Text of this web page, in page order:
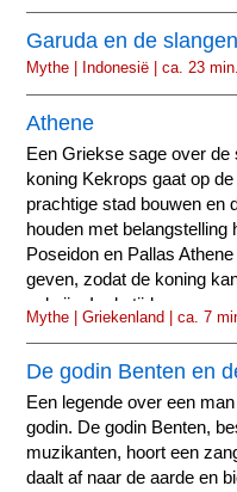
Garuda en de slangen
Mythe | Indonesië | ca. 23 min.
Athene
Een Griekse sage over
koning Kekrops gaat op
prachtige stad bouwen en
houden met belangstelling
Poseidon en Pallas
geven, zodat de koning
zal zijn. In de tijd...
Mythe | Griekenland | ca. 7
De godin Benten en
Een legende over een
godin. De godin Benten,
muzikanten, hoort een
daalt af naar de aarde en